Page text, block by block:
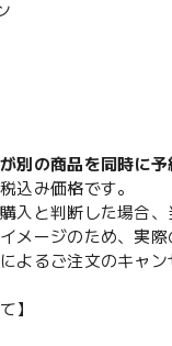
別の商品を同時に
込み価格です。
入と判断した場合
メージのため、実
よるご注文のキャ
】